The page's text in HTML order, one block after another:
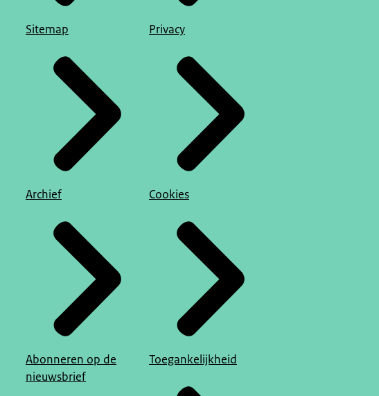
Sitemap
Archief
Abonneren op de
nieuwsbrief
Privacy
Cookies
Toegankelijkheid